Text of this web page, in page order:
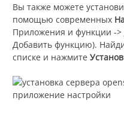
Вы также можете
помощью современных
Приложения и функции -
Добавить функцию).
списке и нажмите